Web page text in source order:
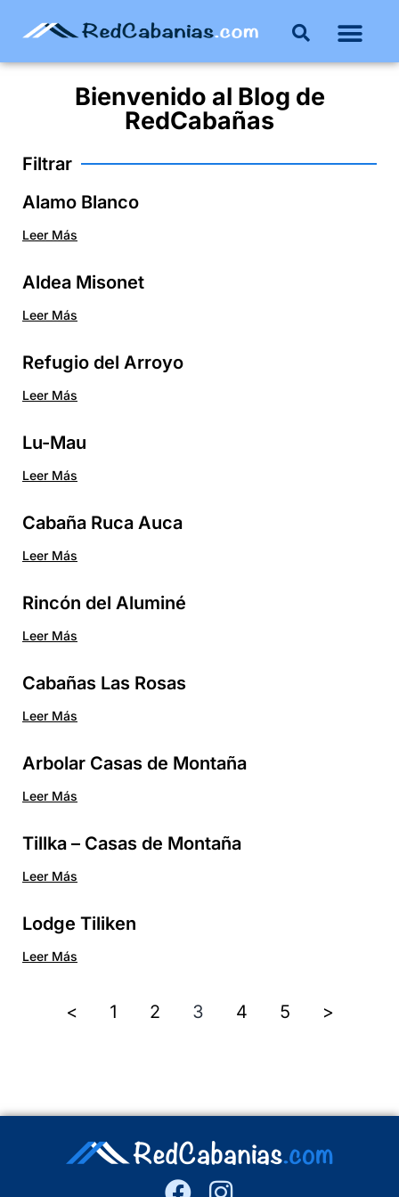
Bienvenido al Blog de
RedCabañas
Filtrar
Alamo Blanco
Leer Más
Aldea Misonet
Leer Más
Refugio del Arroyo
Leer Más
Lu-Mau
Leer Más
Cabaña Ruca Auca
Leer Más
Rincón del Aluminé
Leer Más
Cabañas Las Rosas
Leer Más
Arbolar Casas de Montaña
Leer Más
Tillka – Casas de Montaña
Leer Más
Lodge Tiliken
Leer Más
< 1 2 3 4 5 >